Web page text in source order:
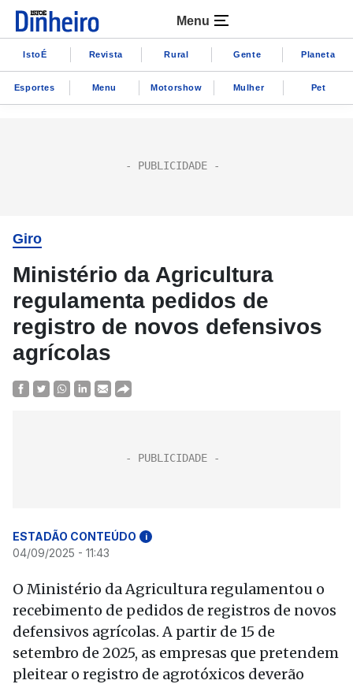
Menu
IstoÉ Revista Rural Gente Planeta
Esportes Menu Motorshow Mulher Pet
Giro
Ministério da Agricultura
regulamenta pedidos de
registro de novos defensivos
agrícolas
ESTADÃO CONTEÚDO i
04/09/2025 - 11:43
O Ministério da Agricultura regulamentou o
recebimento de pedidos de registros de novos
defensivos agrícolas. A partir de 15 de
setembro de 2025, as empresas que pretendem
pleitear o registro de agrotóxicos deverão